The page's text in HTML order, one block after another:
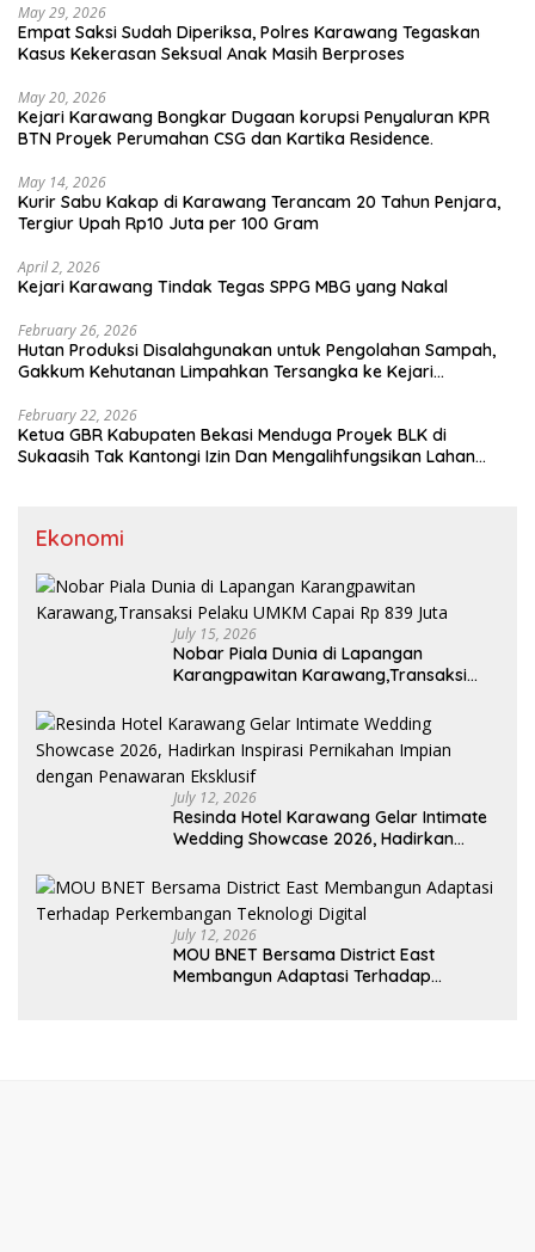
May 29, 2026
Empat Saksi Sudah Diperiksa, Polres Karawang Tegaskan
Kasus Kekerasan Seksual Anak Masih Berproses
May 20, 2026
Kejari Karawang Bongkar Dugaan korupsi Penyaluran KPR
BTN Proyek Perumahan CSG dan Kartika Residence.
May 14, 2026
Kurir Sabu Kakap di Karawang Terancam 20 Tahun Penjara,
Tergiur Upah Rp10 Juta per 100 Gram
April 2, 2026
Kejari Karawang Tindak Tegas SPPG MBG yang Nakal
February 26, 2026
Hutan Produksi Disalahgunakan untuk Pengolahan Sampah,
Gakkum Kehutanan Limpahkan Tersangka ke Kejari
February 22, 2026
Ketua GBR Kabupaten Bekasi Menduga Proyek BLK di
Sukaasih Tak Kantongi Izin Dan Mengalihfungsikan Lahan
Ekonomi
July 15, 2026
Nobar Piala Dunia di Lapangan
Karangpawitan Karawang,Transaksi
July 12, 2026
Resinda Hotel Karawang Gelar Intimate
Wedding Showcase 2026, Hadirkan
Penawaran Eksklusif
July 12, 2026
MOU BNET Bersama District East
Membangun Adaptasi Terhadap